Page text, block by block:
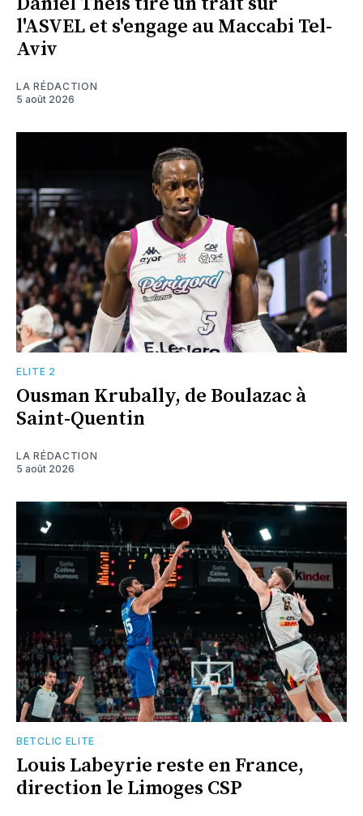
l'ASVEL et s'engage au Maccabi Tel-
Aviv
LA RÉDACTION
5 août 2026
ELITE 2
Ousman Krubally, de Boulazac à
Saint-Quentin
LA RÉDACTION
5 août 2026
BETCLIC ELITE
Louis Labeyrie reste en France,
direction le Limoges CSP